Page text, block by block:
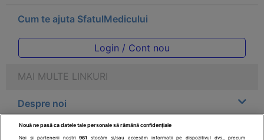
Cum te ajuta SfatulMedicului
Login / Cont nou
MAI MULTE LINKURI
Despre noi
Legal
Nouă ne pasă ca datele tale personale să rămână confidențiale
Noi și partenerii noștri961 stocăm și/sau accesăm informații pe dispozitivul dvs., precum